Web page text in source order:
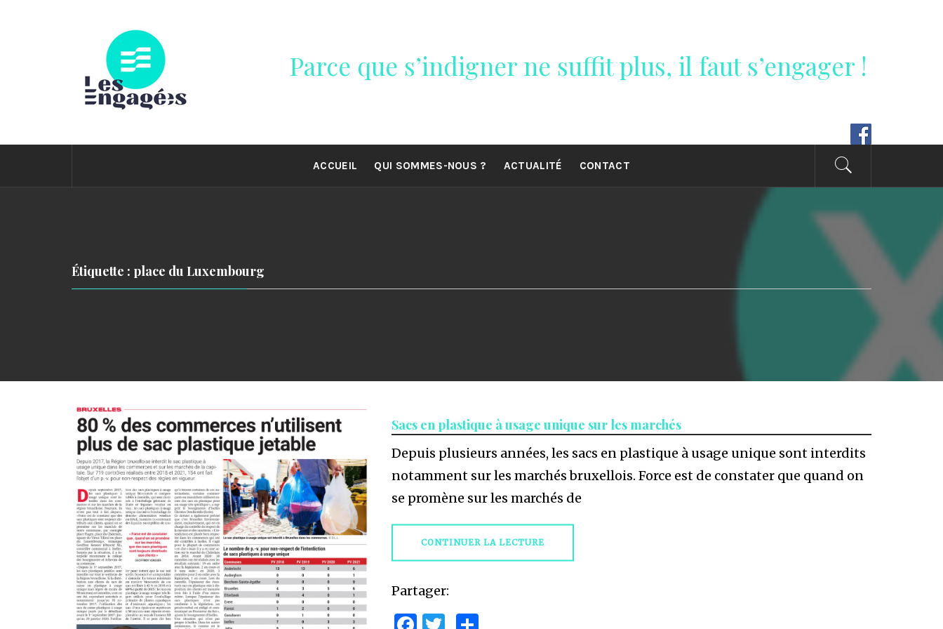
Parce que s’indigner ne suffit plus, il faut s’engager !
ACCUEIL QUI SOMMES-NOUS ? ACTUALITÉ CONTACT
Étiquette : place du Luxembourg
Sacs en plastique à usage unique sur les marchés
Depuis plusieurs années, les sacs en plastique à usage unique sont interdits
notamment sur les marchés bruxellois. Force est de constater que quand on
se promène sur les marchés de
CONTINUER LA LECTURE
Partager: